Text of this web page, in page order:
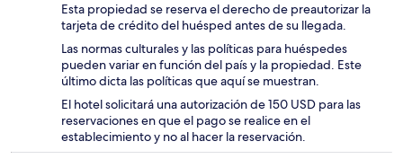
Esta propiedad se reserva el derecho de preautorizar la
tarjeta de crédito del huésped antes de su llegada.
Las normas culturales y las políticas para huéspedes
pueden variar en función del país y la propiedad. Este
último dicta las políticas que aquí se muestran.
El hotel solicitará una autorización de 150 USD para las
reservaciones en que el pago se realice en el
establecimiento y no al hacer la reservación.